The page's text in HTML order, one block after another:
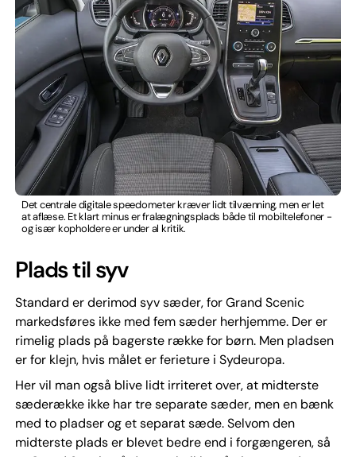
Det centrale digitale speedometer kræver lidt tilvænning, men er let
at aflæse. Et klart minus er fralægningsplads både til mobiltelefoner -
og især kopholdere er under al kritik.
Plads til syv
Standard er derimod syv sæder, for Grand Scenic
markedsføres ikke med fem sæder herhjemme. Der er
rimelig plads på bagerste række for børn. Men pladsen
er for klejn, hvis målet er ferieture i Sydeuropa.
Her vil man også blive lidt irriteret over, at midterste
sæderække ikke har tre separate sæder, men en bænk
med to pladser og et separat sæde. Selvom den
midterste plads er blevet bedre end i forgængeren, så